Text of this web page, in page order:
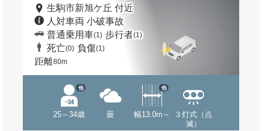
生駒市新旭ケ丘 付近
人対車両 小破事故
普通乗用車(1) 歩行者(1)
死亡(0) 負傷(1)
距離80m
25～34歳
他
曇 幅13.0m～
他
３灯式（点
滅）